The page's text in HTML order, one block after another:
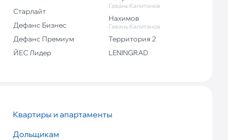
Старлайт
Дефанс Бизнес
Дефанс Премиум
ЙЕС Лидер
Гавань Капитанов
Нахимов
Гавань Капитанов
Территория 2
LENINGRAD
Квартиры и апартаменты
Дольщикам